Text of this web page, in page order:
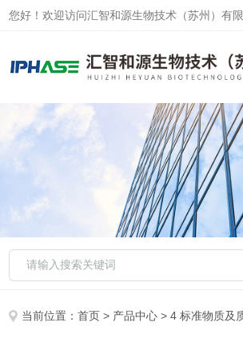
您好！欢迎访问汇智和源生物技术（苏州）有
当前位置：首页 > 产品中心 >4 标准物质及